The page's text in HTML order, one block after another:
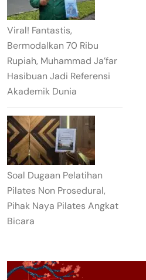
Viral! Fantastis,
Bermodalkan 70 Ribu
Rupiah, Muhammad Ja’far
Hasibuan Jadi Referensi
Akademik Dunia
Soal Dugaan Pelatihan
Pilates Non Prosedural,
Pihak Naya Pilates Angkat
Bicara